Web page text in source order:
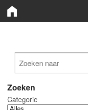
Zoeken
Nieuws
Zoeken
Categorie